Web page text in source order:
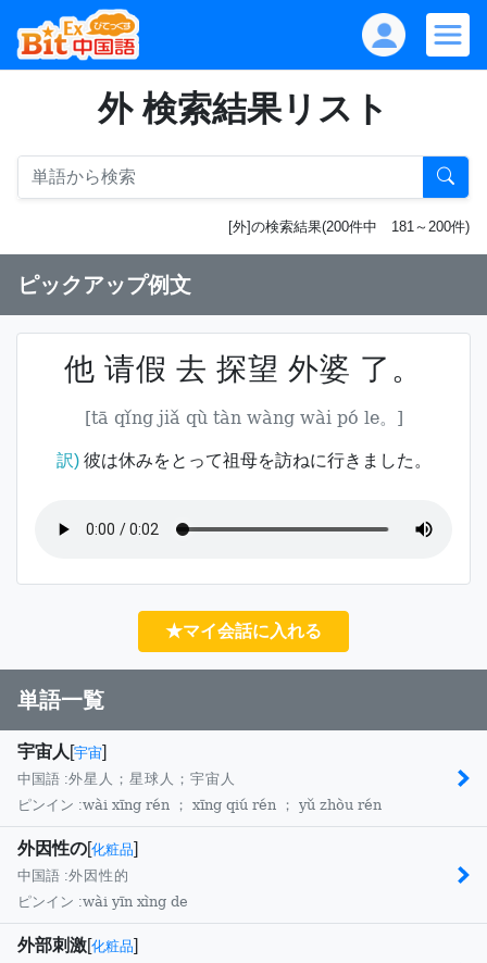
外 検索結果リスト
[外]の検索結果(200件中 181～200件)
ピックアップ例文
他 请假 去 探望 外婆 了。
[tā qǐng jiǎ qù tàn wàng wài pó le。]
訳)彼は休みをとって祖母を訪ねに行きました。
★マイ会話に入れる
単語一覧
宇宙人 [宇宙]
中国語 :外星人；星球人；宇宙人
ピンイン :wài xīng rén ； xīng qiú rén ； yǔ zhòu rén
外因性の[化粧品]
中国語 :外因性的
ピンイン :wài yīn xìng de
外部刺激[化粧品]